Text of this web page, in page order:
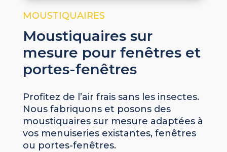
MOUSTIQUAIRES
Moustiquaires sur
mesure pour fenêtres et
portes-fenêtres
Profitez de l’air frais sans les insectes.
Nous fabriquons et posons des
moustiquaires sur mesure adaptées à
vos menuiseries existantes, fenêtres
ou portes-fenêtres.